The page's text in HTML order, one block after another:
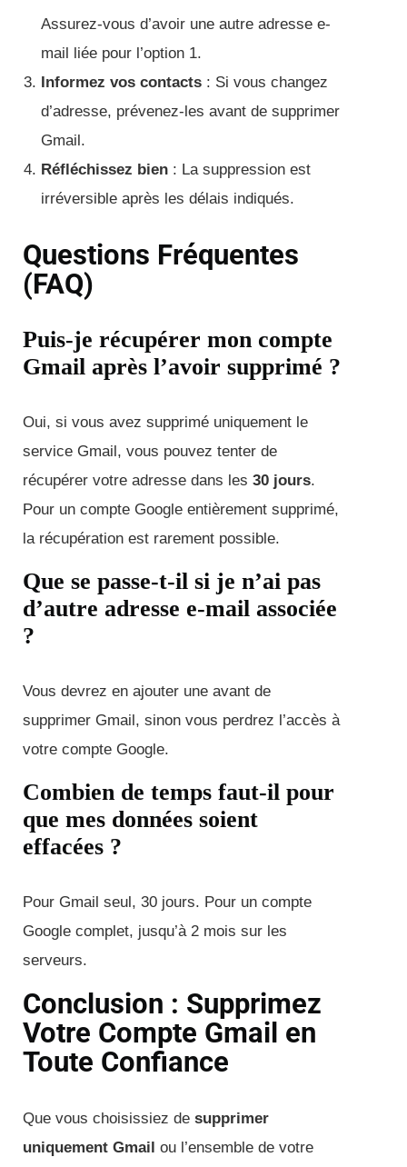
Assurez-vous d’avoir une autre adresse e-
mail liée pour l’option 1.
Informez vos contacts : Si vous changez
d’adresse, prévenez-les avant de supprimer
Gmail.
Réfléchissez bien : La suppression est
irréversible après les délais indiqués.
Questions Fréquentes
(FAQ)
Puis-je récupérer mon compte
Gmail après l’avoir supprimé ?
Oui, si vous avez supprimé uniquement le
service Gmail, vous pouvez tenter de
récupérer votre adresse dans les 30 jours.
Pour un compte Google entièrement supprimé,
la récupération est rarement possible.
Que se passe-t-il si je n’ai pas
d’autre adresse e-mail associée
?
Vous devrez en ajouter une avant de
supprimer Gmail, sinon vous perdrez l’accès à
votre compte Google.
Combien de temps faut-il pour
que mes données soient
effacées ?
Pour Gmail seul, 30 jours. Pour un compte
Google complet, jusqu’à 2 mois sur les
serveurs.
Conclusion : Supprimez
Votre Compte Gmail en
Toute Confiance
Que vous choisissiez de supprimer
uniquement Gmail ou l’ensemble de votre